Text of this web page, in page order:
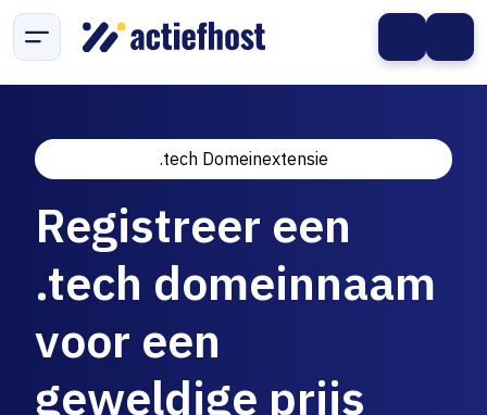
.tech Domeinextensie
Registreer een
.tech domeinnaam
voor een
geweldige prijs